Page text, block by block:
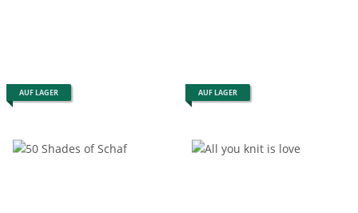
AUF LAGER AUF LAGER